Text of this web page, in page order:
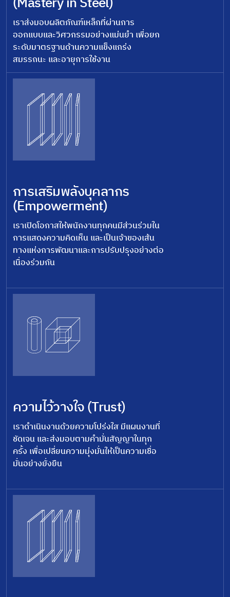
เราส่งมอบผลิตภัณฑ์เหล็กที่ผ่านการ
ออกแบบและวิศวกรรมอย่างแม่นยำ เพื่อยก
ระดับมาตรฐานด้านความแข็งแกร่ง
สมรรถนะ และอายุการใช้งาน
การเสริมพลังบุคลากร
(Empowerment)
เราเปิดโอกาสให้พนักงานทุกคนมีส่วนร่วมใน
การแสดงความคิดเห็น และเป็นเจ้าของเส้น
ทางแห่งการพัฒนาและการปรับปรุงอย่างต่อ
เนื่องร่วมกัน
ความไว้วางใจ (Trust)
เราดำเนินงานด้วยความโปร่งใส มีแผนงานที่
ชัดเจน และส่งมอบตามคำมั่นสัญญาในทุก
ครั้ง เพื่อเปลี่ยนความมุ่งมั่นให้เป็นความเชื่อ
มั่นอย่างยั่งยืน